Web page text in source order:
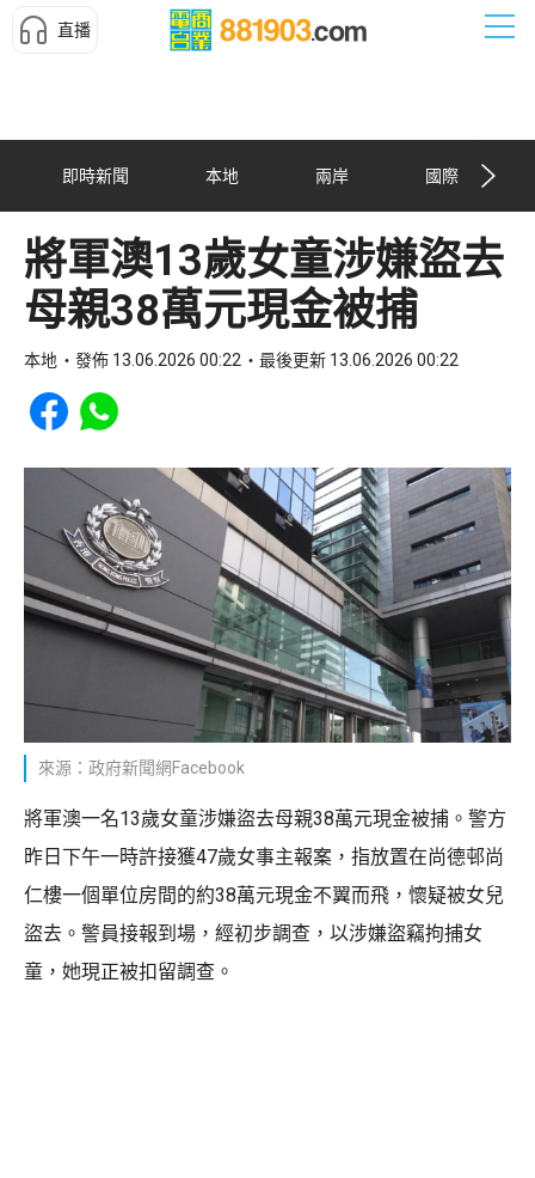
直播
即時新聞 本地 兩岸 國際
將軍澳13歲女童涉嫌盜去
母親38萬元現金被捕
本地 發佈 13.06.2026 00:22 最後更新 13.06.2026 00:22
Share to Facebook
Share to WhatsApp
來源：政府新聞網Facebook
將軍澳一名13歲女童涉嫌盜去母親38萬元現金被捕。警方
昨日下午一時許接獲47歲女事主報案，指放置在尚德邨尚
仁樓一個單位房間的約38萬元現金不翼而飛，懷疑被女兒
盜去。警員接報到場，經初步調查，以涉嫌盜竊拘捕女
童，她現正被扣留調查。